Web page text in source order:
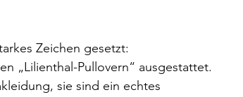
Zeichen gesetzt:
„Lilienthal-Pullovern“ ausgestattet.
sie sind ein echtes